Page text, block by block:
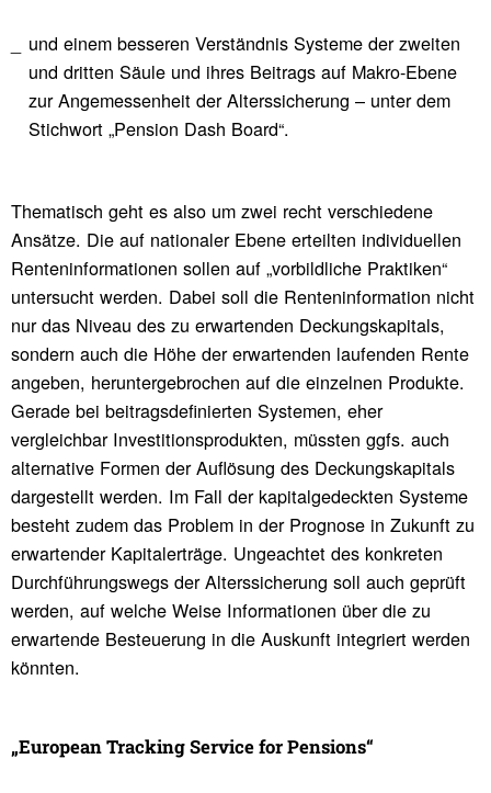
und einem besseren Verständnis Systeme der zweiten
und dritten Säule und ihres Beitrags auf Makro-Ebene
zur Angemessenheit der Alterssicherung – unter dem
Stichwort „Pension Dash Board“.
Thematisch geht es also um zwei recht verschiedene
Ansätze. Die auf nationaler Ebene erteilten individuellen
Renteninformationen sollen auf „vorbildliche Praktiken“
untersucht werden. Dabei soll die Renteninformation nicht
nur das Niveau des zu erwartenden Deckungskapitals,
sondern auch die Höhe der erwartenden laufenden Rente
angeben, heruntergebrochen auf die einzelnen Produkte.
Gerade bei beitragsdefinierten Systemen, eher
vergleichbar Investitionsprodukten, müssten ggfs. auch
alternative Formen der Auflösung des Deckungskapitals
dargestellt werden. Im Fall der kapitalgedeckten Systeme
besteht zudem das Problem in der Prognose in Zukunft zu
erwartender Kapitalerträge. Ungeachtet des konkreten
Durchführungswegs der Alterssicherung soll auch geprüft
werden, auf welche Weise Informationen über die zu
erwartende Besteuerung in die Auskunft integriert werden
könnten.
„Euro­pean Tracking Service for Pensions“